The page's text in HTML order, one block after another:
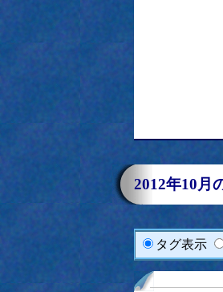
2012年10月
タグ表示